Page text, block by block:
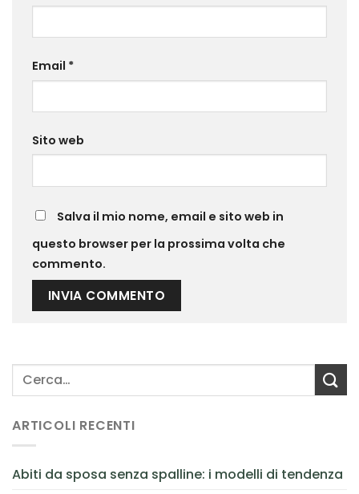
Email *
Sito web
Salva il mio nome, email e sito web in
questo browser per la prossima volta che
commento.
ARTICOLI RECENTI
Abiti da sposa senza spalline: i modelli di tendenza